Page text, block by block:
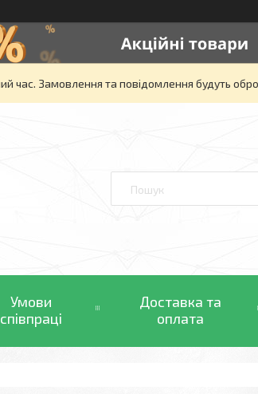
час. Замовлення та повідомлення будуть
Умови
співпраці
Доставка та
оплата